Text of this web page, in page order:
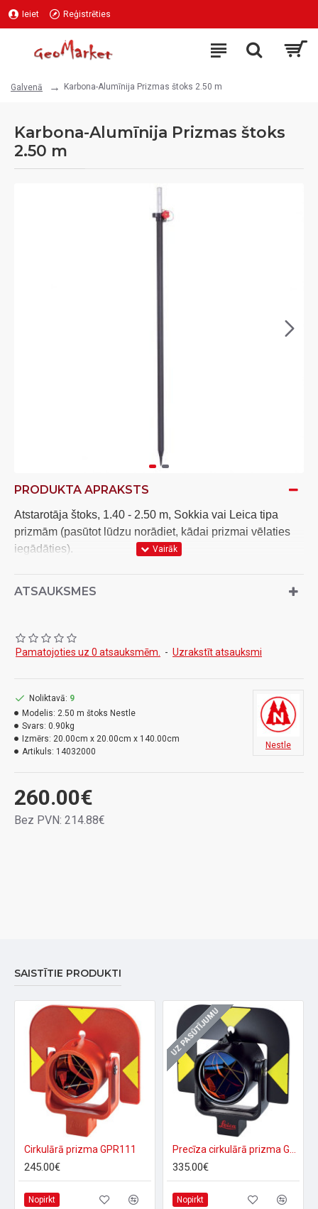
Ieiet Reģistrēties
Galvenā Karbona-Alumīnija Prizmas štoks 2.50 m
Karbona-Alumīnija Prizmas štoks
2.50 m
PRODUKTA APRAKSTS
Atstarotāja štoks, 1.40 - 2.50 m, Sokkia vai Leica tipa
prizmām (pasūtot lūdzu norādiet, kādai prizmai vēlaties
iegādāties).
Kā papildus aksesuārs ir pieejams GNSS adapteris.
augstumu var nolasīt tieši no štoka skalas.
Štoks izgatavots no karbona un anodizēta alumīnija
Štoka iekšējās daļas triecieni tiek absorbēti,
tādējādi pagarinot tā kalpošanas ilgumu.
ATSAUKSMES
Pamatojoties uz 0 atsauksmēm. - Uzrakstīt atsauksmi
260.00€
Bez PVN: 214.88€
Noliktavā: 9
Modelis: 2.50 m štoks Nestle
Svars: 0.90kg
Izmērs: 20.00cm x 20.00cm x 140.00cm
Artikuls: 14032000
Nestle
SAISTĪTIE PRODUKTI
Cirkulārā prizma GPR111
245.00€
Nopirkt
UZ PASŪTĪJUMU
335.00€
Nopirkt